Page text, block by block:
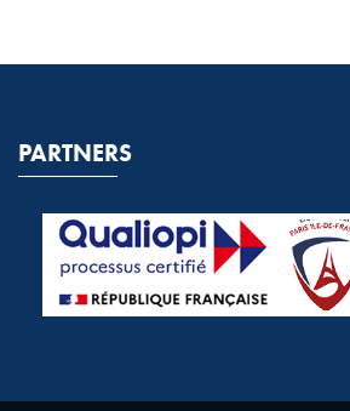
PARTNERS